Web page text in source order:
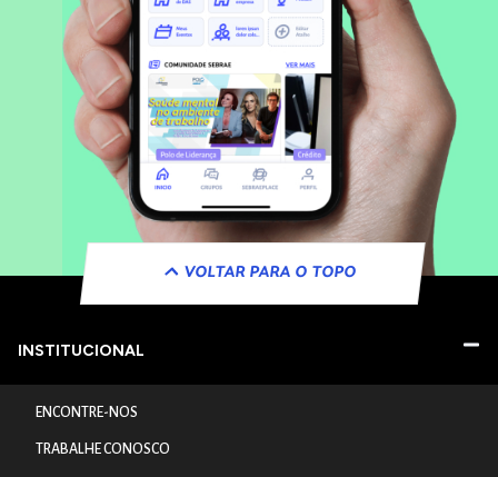
VOLTAR PARA O TOPO
INSTITUCIONAL
ENCONTRE-NOS
TRABALHE CONOSCO